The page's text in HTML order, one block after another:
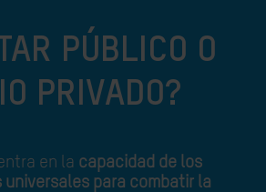
PÚBLICO O
PRIVADO?
en la capacidad de los
para combatir la